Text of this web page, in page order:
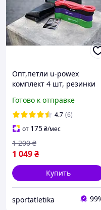
Опт,петли u-powex
комплект 4 шт, резинки
Готово к отправке
4.7 (6)
от 175₴/мес
1 049₴
1 200 ₴
Купить
sportatletika